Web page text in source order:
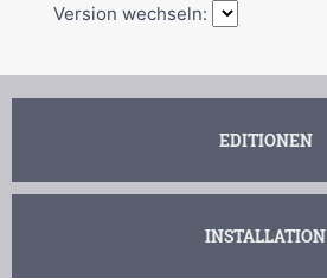
Version wechseln:
EDITIONEN
INSTALLATION